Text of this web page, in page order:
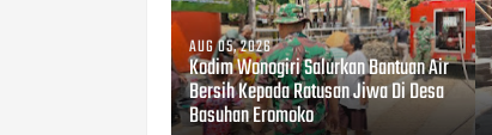
AUG 05, 2026
Kodim Wonogiri Salurkan Bantuan Air
Bersih Kepada Ratusan Jiwa Di Desa
Basuhan Eromoko